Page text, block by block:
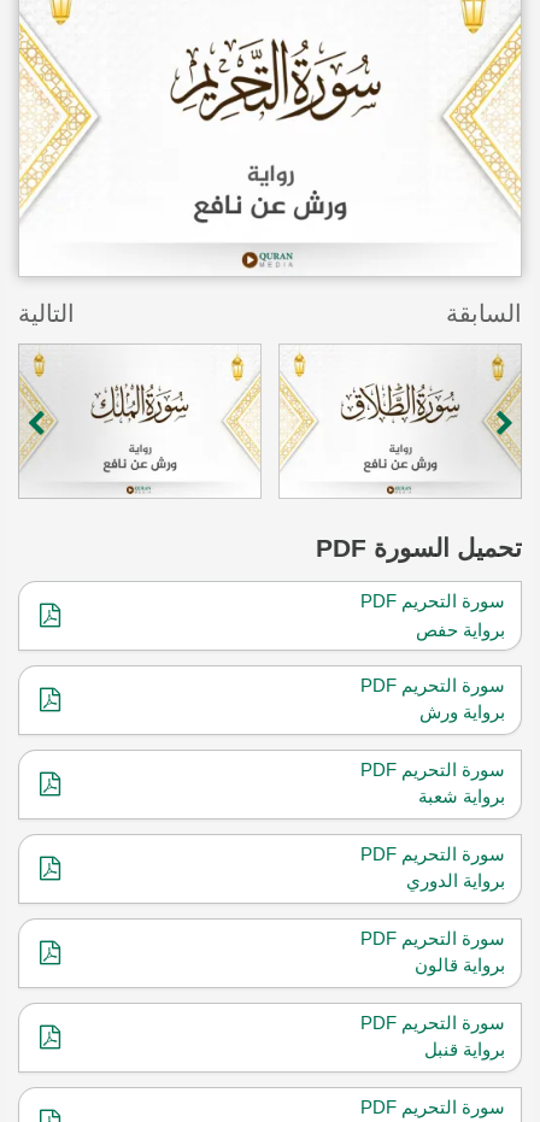
السابقة التالية
تحميل السورة PDF
سورة التحريم PDF
برواية حفص
سورة التحريم PDF
برواية ورش
سورة التحريم PDF
برواية شعبة
سورة التحريم PDF
برواية الدوري
سورة التحريم PDF
برواية قالون
سورة التحريم PDF
برواية قنبل
سورة التحريم PDF